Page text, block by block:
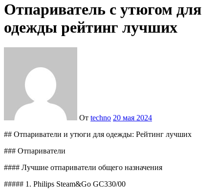
Отпариватель с утюгом для
одежды рейтинг лучших
От techno 20 мая 2024
## Отпариватели и утюги для одежды: Рейтинг лучших
### Отпариватели
#### Лучшие отпариватели общего назначения
##### 1. Philips Steam&Go GC330/00